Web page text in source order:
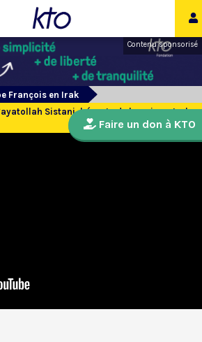
Contenu sponsorisé
François en Irak
Sistani, hérauts de la paix en Irak
Faire un don à KTO